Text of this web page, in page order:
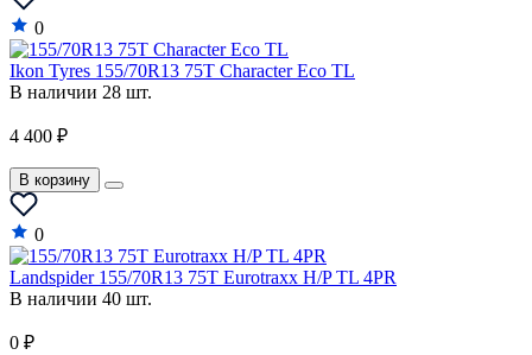
0
Ikon Tyres 155/70R13 75T Character Eco TL
В наличии 28 шт.
4 400 ₽
В корзину
0
Landspider 155/70R13 75T Eurotraxx H/P TL 4PR
В наличии 40 шт.
0 ₽